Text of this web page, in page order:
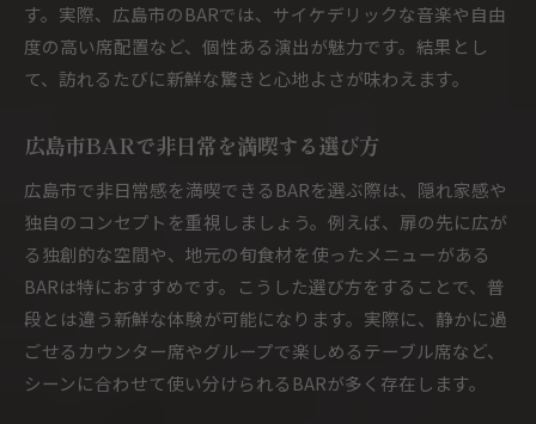
す。実際、広島市のBARでは、サイケデリックな音楽や自由
度の高い席配置など、個性ある演出が魅力です。結果とし
て、訪れるたびに新鮮な驚きと心地よさが味わえます。
広島市BARで非日常を満喫する選び方
広島市で非日常感を満喫できるBARを選ぶ際は、隠れ家感や
独自のコンセプトを重視しましょう。例えば、扉の先に広が
る独創的な空間や、地元の旬食材を使ったメニューがある
BARは特におすすめです。こうした選び方をすることで、普
段とは違う新鮮な体験が可能になります。実際に、静かに過
ごせるカウンター席やグループで楽しめるテーブル席など、
シーンに合わせて使い分けられるBARが多く存在します。